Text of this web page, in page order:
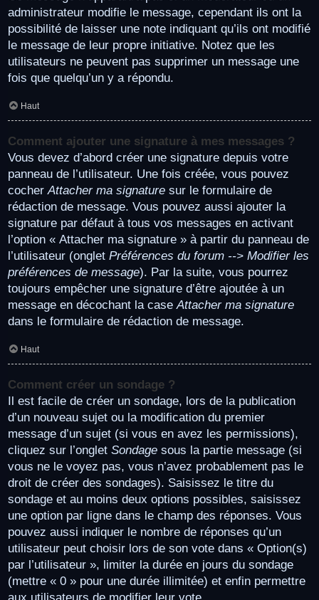
administrateur modifie le message, cependant ils ont la
possibilité de laisser une note indiquant qu’ils ont modifié
le message de leur propre initiative. Notez que les
utilisateurs ne peuvent pas supprimer un message une
fois que quelqu’un y a répondu.
Haut
Comment ajouter une signature à mes messages ?
Vous devez d’abord créer une signature depuis votre
panneau de l’utilisateur. Une fois créée, vous pouvez
cocherAttacher ma signature sur le formulaire de
rédaction de message. Vous pouvez aussi ajouter la
signature par défaut à tous vos messages en activant
l’option « Attacher ma signature » à partir du panneau de
l’utilisateur (onglet Préférences du forum --> Modifier les
préférences de message). Par la suite, vous pourrez
toujours empêcher une signature d’être ajoutée à un
message en décochant la caseAttacher ma signature
dans le formulaire de rédaction de message.
Haut
Comment créer un sondage ?
Il est facile de créer un sondage, lors de la publication
d’un nouveau sujet ou la modification du premier
message d’un sujet (si vous en avez les permissions),
cliquez sur l’onglet Sondage sous la partie message (si
vous ne le voyez pas, vous n’avez probablement pas le
droit de créer des sondages). Saisissez le titre du
sondage et au moins deux options possibles, saisissez
une option par ligne dans le champ des réponses. Vous
pouvez aussi indiquer le nombre de réponses qu’un
utilisateur peut choisir lors de son vote dans « Option(s)
par l’utilisateur », limiter la durée en jours du sondage
(mettre « 0 » pour une durée illimitée) et enfin permettre